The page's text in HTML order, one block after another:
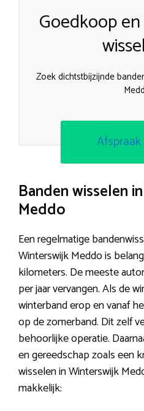
Goedkoop
Zoek dichtstbijzijnde
Banden wisselen
Meddo
Een regelmatige
Winterswijk Meddo is
kilometers. De meeste
per jaar vervangen. Als de
winterband erop en vanaf
op de zomerband. Dit zelf
behoorlijke operatie.
en gereedschap zoals een
wisselen in Winterswijk
makkelijk: